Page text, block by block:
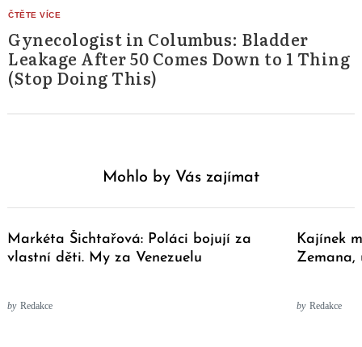
Gynecologist in Columbus: Bladder
Leakage After 50 Comes Down to 1 Thing
(Stop Doing This)
Mohlo by Vás zajímat
Markéta Šichtařová: Poláci bojují za
vlastní děti. My za Venezuelu
by Redakce
Kajínek
Zemana,
by Redakce